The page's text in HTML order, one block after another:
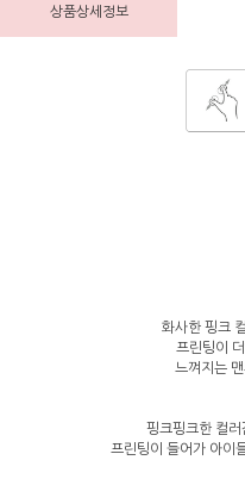
상품상세정보
화사한 핑크
프린팅이
느껴지는
핑크핑크한 컬러
프린팅이 들어가 아이